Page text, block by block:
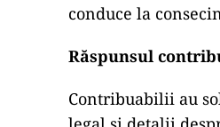
conduce la
Răspunsul
Contribuabilii au